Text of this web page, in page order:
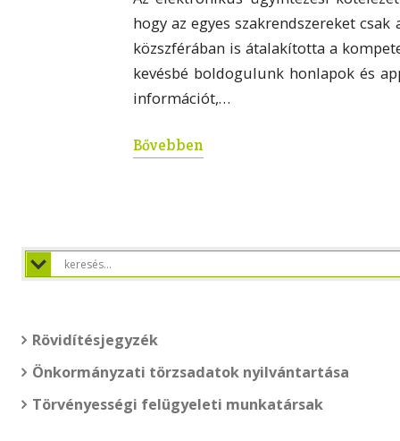
hogy az egyes szakrendszereket
közszférában is átalakította a
kevésbé boldogulunk honlapok és
információt,…
Bővebben
Rövidítésjegyzék
Önkormányzati törzsadatok nyilvántartása
Törvényességi felügyeleti munkatársak